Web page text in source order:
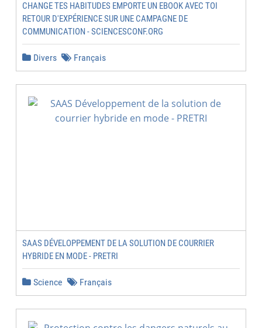
CHANGE TES HABITUDES EMPORTE UN EBOOK AVEC TOI
RETOUR D'EXPÉRIENCE SUR UNE CAMPAGNE DE
COMMUNICATION - SCIENCESCONF.ORG
Divers Français
SAAS DÉVELOPPEMENT DE LA SOLUTION DE COURRIER
HYBRIDE EN MODE - PRETRI
Science Français